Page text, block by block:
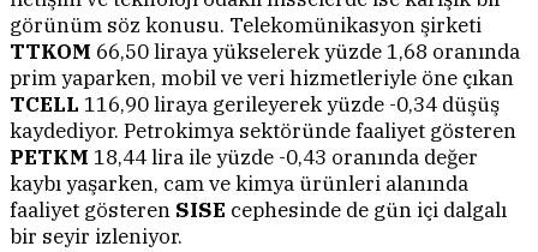
görünüm söz konusu. Telekomünikasyon şirketi
TTKOM 66,50 liraya yükselerek yüzde 1,68 oranında
prim yaparken, mobil ve veri hizmetleriyle öne çıkan
TCELL 116,90 liraya gerileyerek yüzde -0,34 düşüş
kaydediyor. Petrokimya sektöründe faaliyet gösteren
PETKM 18,44 lira ile yüzde -0,43 oranında değer
kaybı yaşarken, cam ve kimya ürünleri alanında
faaliyet gösteren SISE cephesinde de gün içi dalgalı
bir seyir izleniyor.